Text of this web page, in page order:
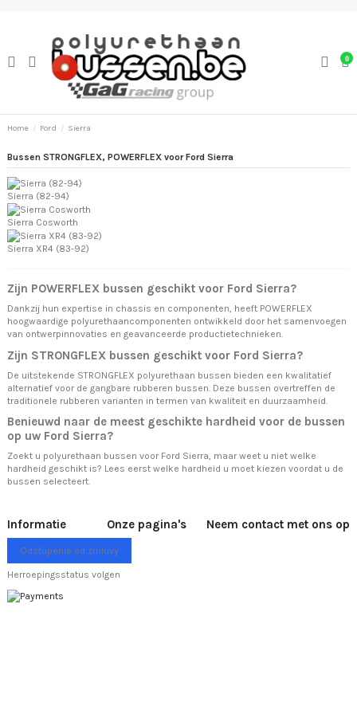
0
Home Ford Sierra
Bussen STRONGFLEX, POWERFLEX voor Ford Sierra
Sierra (82-94)
Sierra Cosworth
Sierra XR4 (83-92)
Zijn POWERFLEX bussen geschikt voor Ford Sierra?
Dankzij hun expertise in chassis en componenten, heeft POWERFLEX
hoogwaardige polyurethaancomponenten ontwikkeld door het samenvoegen
van ontwerpinnovaties en geavanceerde productietechnieken.
Zijn STRONGFLEX bussen geschikt voor Ford Sierra?
De uitstekende STRONGFLEX polyurethaan bussen bieden een kwalitatief
alternatief voor de gangbare rubberen bussen. Deze bussen overtreffen de
traditionele rubberen varianten in termen van kwaliteit en duurzaamheid.
Benieuwd naar de meest geschikte hardheid voor de bussen
op uw Ford Sierra?
Zoekt u polyurethaan bussen voor Ford Sierra, maar weet u niet welke
hardheid geschikt is? Lees eerst welke hardheid u moet kiezen voordat u de
bussen selecteert.
Informatie Onze pagina's Neem contact met ons op
Odstúpenie od zmluvy
Herroepingsstatus volgen